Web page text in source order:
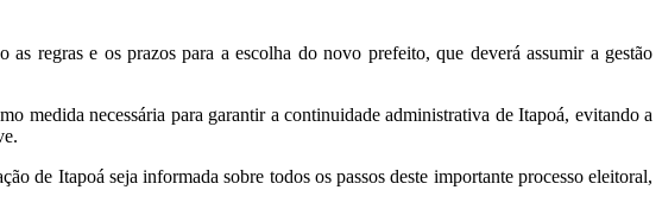
regras e os prazos para a escolha do novo prefeito, que deverá assumir a gestão
medida necessária para garantir a continuidade administrativa de Itapoá, evitando a
de Itapoá seja informada sobre todos os passos deste importante processo eleitoral,